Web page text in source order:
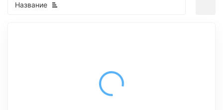
Название